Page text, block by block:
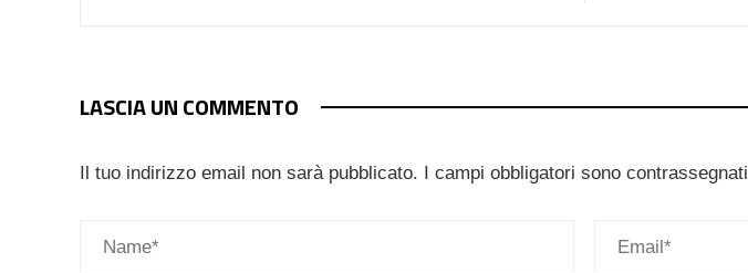
LASCIA UN COMMENTO
Il tuo indirizzo email non sarà pubblicato. I campi obbligatori sono contrassegnati